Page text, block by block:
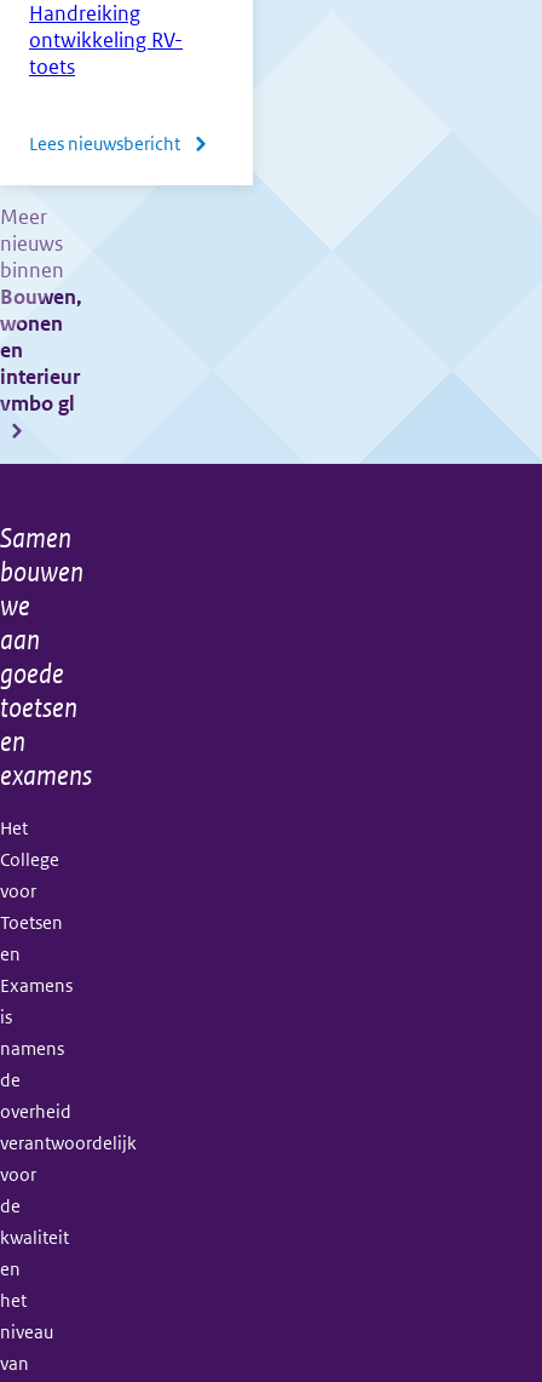
DUO
Handreiking
ontwikkeling RV-
toets
Lees nieuwsbericht
over
Meer
nieuws
binnen
Bouwen,
wonen
en
interieur
vmbo gl
Algemene
informatie
Samen
bouwen
we
aan
goede
toetsen
en
examens
Het
College
voor
Toetsen
en
Examens
is
namens
de
overheid
verantwoordelijk
voor
de
kwaliteit
en
het
niveau
van